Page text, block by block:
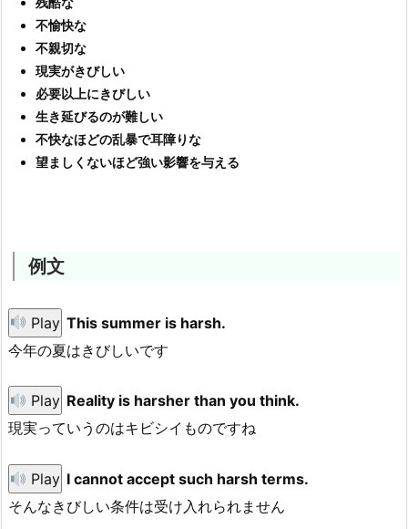
不愉快な
不親切な
現実がきびしい
必要以上にきびしい
生き延びるのが難しい
不快なほどの乱暴で耳障りな
望ましくないほど強い影響を与える
例文
Play This summer is harsh.
今年の夏はきびしいです
Play Reality is harsher than you think.
現実っていうのはキビシイものですね
Play I cannot accept such harsh terms.
そんなきびしい条件は受け入れられません